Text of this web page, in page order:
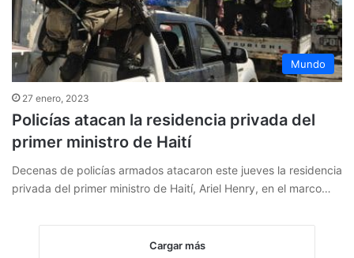
Mundo
27 enero, 2023
Policías atacan la residencia privada del
primer ministro de Haití
Decenas de policías armados atacaron este jueves la residencia
privada del primer ministro de Haití, Ariel Henry, en el marco…
Cargar más